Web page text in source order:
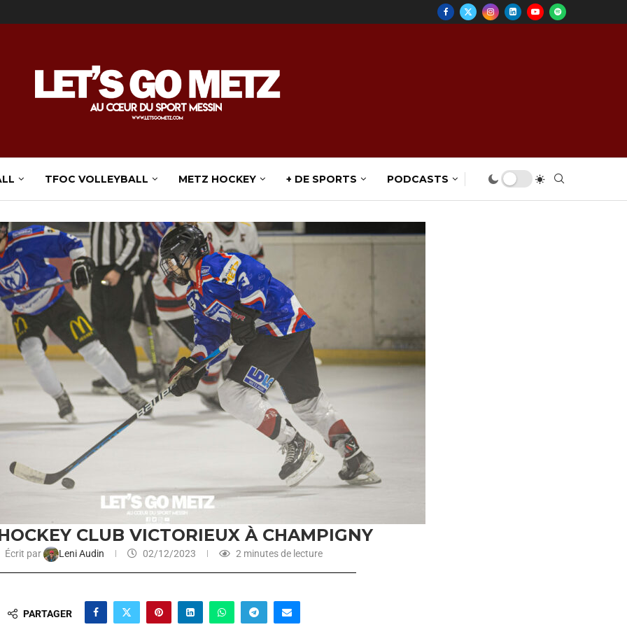
TFOC VOLLEYBALL METZ HOCKEY + DE SPORTS PODCASTS
CLUB VICTORIEUX À CHAMPIGNY
Écrit par Leni Audin 02/12/2023 2 minutes de lecture
PARTAGER